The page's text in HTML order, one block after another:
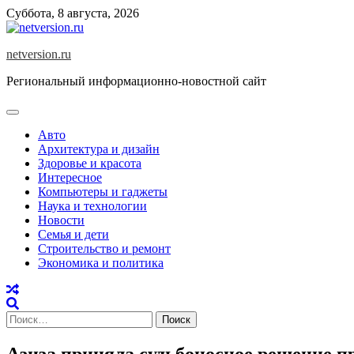
Skip
to
Суббота, 8 августа, 2026
netversion.ru
Региональный информационно-новостной сайт
Авто
Архитектура и дизайн
Здоровье и красота
Интересное
Компьютеры и гаджеты
Наука и технологии
Новости
Семья и дети
Строительство и ремонт
Экономика и политика
Найти: